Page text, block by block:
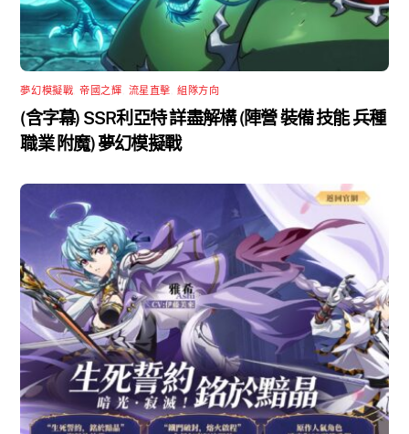
夢幻模擬戰 ,帝國之輝 流星直擊 ,組隊方向
(含字幕) SSR利亞特 詳盡解構 (陣營 裝備 技能 兵種
職業 附魔) 夢幻模擬戰